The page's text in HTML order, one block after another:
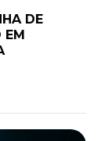
DE
EM